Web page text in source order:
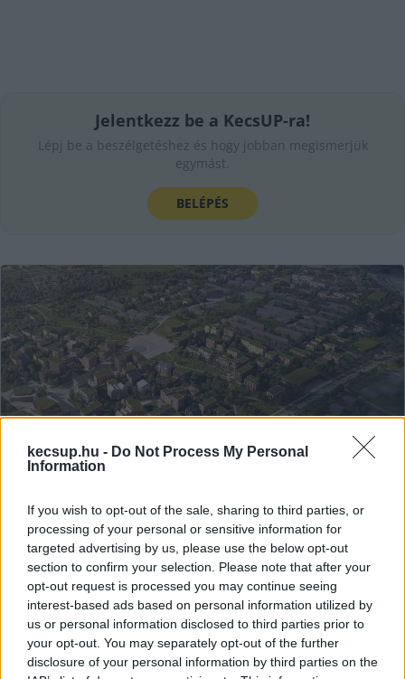
kecsup.hu - Do Not Process My Personal
Information
If you wish to opt-out of the sale, sharing to third parties, or
processing of your personal or sensitive information for
targeted advertising by us, please use the below opt-out
section to confirm your selection. Please note that after your
opt-out request is processed you may continue seeing
interest-based ads based on personal information utilized by
us or personal information disclosed to third parties prior to
your opt-out. You may separately opt-out of the further
disclosure of your personal information by third parties on the
Jelentkezz be a KecsUP-ra!
Lépj be a beszélgetéshez és hogy jobban megismerjük
egymást.
BELÉPÉS
Az ügy kipattanása után is abban
bízott az egyetemi alapítvány, hogy
2026 végén kezdődhet az Okos Város
kivitelezése
Átnéztük a Neumann János Egyetemért Alapítvány (NJEA)
tavaly nyáron készült intézkedési tervét, amelyet hosszas
pereskedés után küldtek el végül